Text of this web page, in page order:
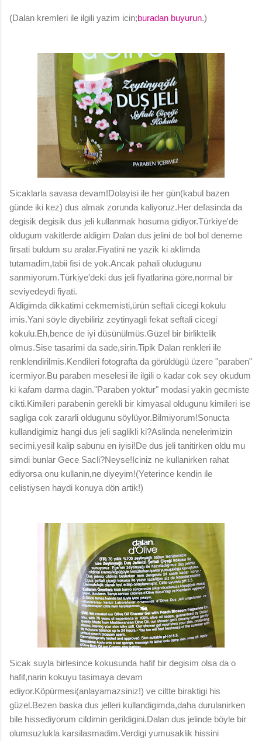
(Dalan kremleri ile ilgili yazim icin;buradan buyurun.)
Sicaklarla savasa devam!Dolayisi ile her gün(kabul bazen
günde iki kez) dus almak zorunda kaliyoruz.Her defasinda da
degisik degisik dus jeli kullanmak hosuma gidiyor.Türkiye'de
oldugum vakitlerde aldigim Dalan dus jelini de bol bol deneme
firsati buldum su aralar.Fiyatini ne yazik ki aklimda
tutamadim,tabii fisi de yok.Ancak pahali oludugunu
sanmiyorum.Türkiye'deki dus jeli fiyatlarina göre,normal bir
seviyedeydi fiyati.
Aldigimda dikkatimi cekmemisti,ürün seftali cicegi kokulu
imis.Yani söyle diyebiliriz zeytinyagli fekat seftali cicegi
kokulu.Eh,bence de iyi düsünülmüs.Güzel bir birliktelik
olmus.Sise tasarimi da sade,sirin.Tipik Dalan renkleri ile
renklendirilmis.Kendileri fotografta da görüldügü üzere "paraben"
icermiyor.Bu paraben meselesi ile ilgili o kadar cok sey okudum
ki kafam darma dagin."Paraben yoktur" modasi yakin gecmiste
cikti.Kimileri parabenin gerekli bir kimyasal oldugunu kimileri ise
sagliga cok zararli oldugunu söylüyor.Bilmiyorum!Sonucta
kullandigimiz hangi dus jeli saglikli ki?Aslinda nenelerimizin
secimi,yesil kalip sabunu en iyisi!De dus jeli tanitirken oldu mu
simdi bunlar Gece Sacli?Neyse!Iciniz ne kullanirken rahat
ediyorsa onu kullanin,ne diyeyim!(Yeterince kendin ile
celistiysen haydi konuya dön artik!)
Sicak suyla birlesince kokusunda hafif bir degisim olsa da o
hafif,narin kokuyu tasimaya devam
ediyor.Köpürmesi(anlayamazsiniz!) ve ciltte biraktigi his
güzel.Bezen baska dus jelleri kullandigimda,daha durulanirken
bile hissediyorum cildimin gerildigini.Dalan dus jelinde böyle bir
olumsuzlukla karsilasmadim.Verdigi yumusaklik hissini